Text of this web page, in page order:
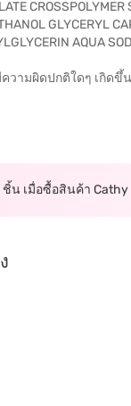
GLYCERYL
AQUA
วามผิดปกติใดๆ เกิดขึ้
ชิ้น เมื่อซื้อสินค้า Cathy